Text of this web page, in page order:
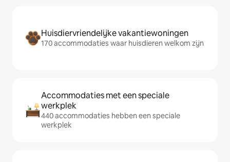
Huisdiervriendelijke vakantiewoningen
170 accommodaties waar huisdieren welkom zijn
Accommodaties met een speciale
werkplek
440 accommodaties hebben een speciale
werkplek